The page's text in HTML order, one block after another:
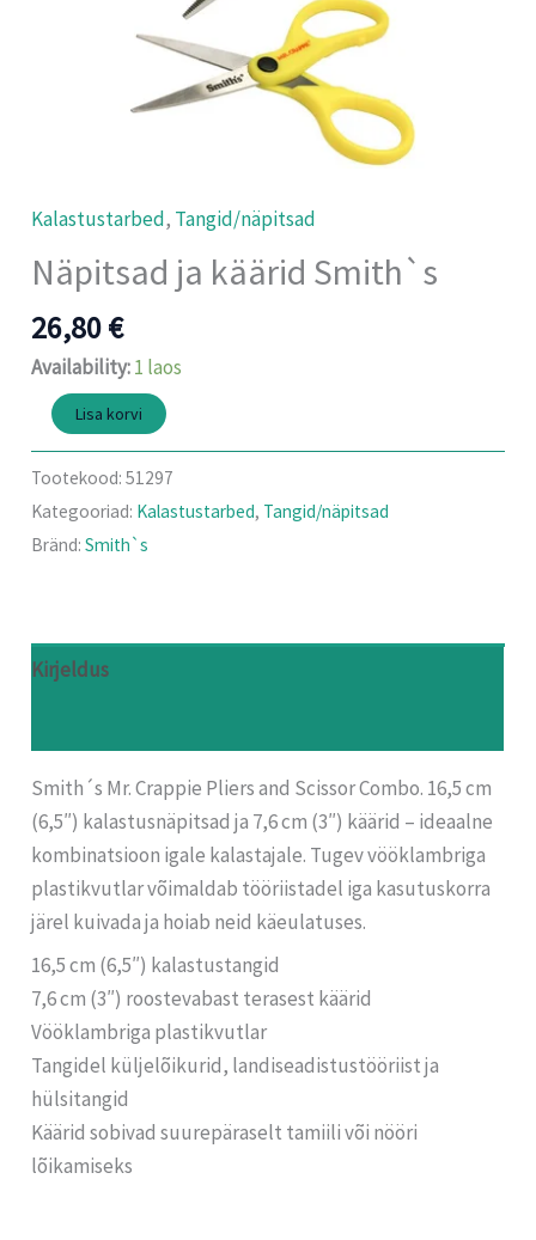
Kalastustarbed, Tangid/näpitsad
Näpitsad ja käärid Smith`s
26,80€
Availability:1 laos
Lisa korvi
Tootekood:51297
Kategooriad: Kalastustarbed, Tangid/näpitsad
Bränd:Smith`s
Kirjeldus
Smith´s Mr. Crappie Pliers and Scissor Combo. 16,5 cm
(6,5″) kalastusnäpitsad ja 7,6 cm (3″) käärid – ideaalne
kombinatsioon igale kalastajale. Tugev vööklambriga
plastikvutlar võimaldab tööriistadel iga kasutuskorra
järel kuivada ja hoiab neid käeulatuses.
16,5 cm (6,5″) kalastustangid
7,6 cm (3″) roostevabast terasest käärid
Vööklambriga plastikvutlar
Tangidel küljelõikurid, landiseadistustööriist ja
hülsitangid
Käärid sobivad suurepäraselt tamiili või nööri
lõikamiseks